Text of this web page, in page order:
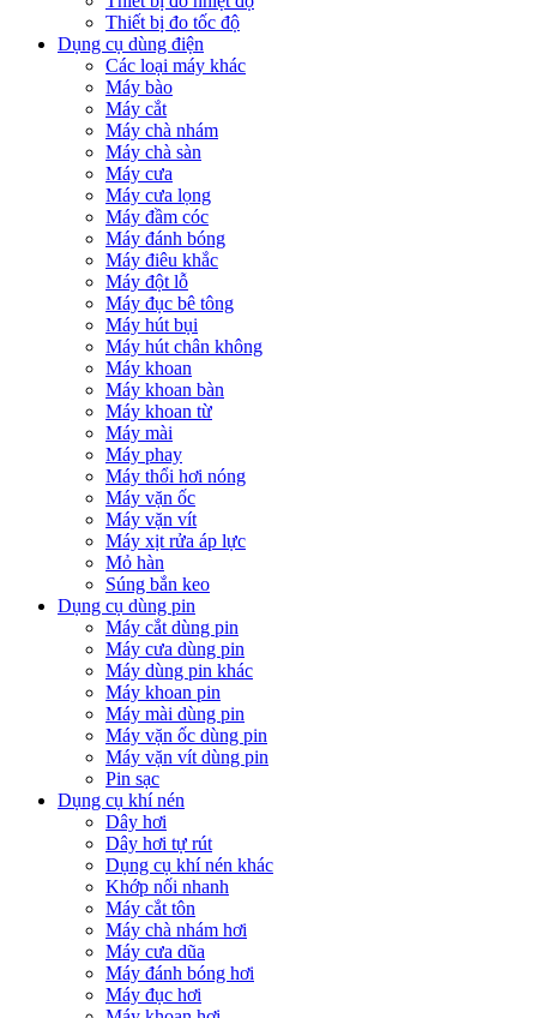
Thiết bị đo tốc độ
Dụng cụ dùng điện
Các loại máy khác
Máy bào
Máy cắt
Máy chà nhám
Máy chà sàn
Máy cưa
Máy cưa lọng
Máy đầm cóc
Máy đánh bóng
Máy điêu khắc
Máy đột lỗ
Máy đục bê tông
Máy hút bụi
Máy hút chân không
Máy khoan
Máy khoan bàn
Máy khoan từ
Máy mài
Máy phay
Máy thổi hơi nóng
Máy vặn ốc
Máy vặn vít
Máy xịt rửa áp lực
Mỏ hàn
Súng bắn keo
Dụng cụ dùng pin
Máy cắt dùng pin
Máy cưa dùng pin
Máy dùng pin khác
Máy khoan pin
Máy mài dùng pin
Máy vặn ốc dùng pin
Máy vặn vít dùng pin
Pin sạc
Dụng cụ khí nén
Dây hơi
Dây hơi tự rút
Dụng cụ khí nén khác
Khớp nối nhanh
Máy cắt tôn
Máy chà nhám hơi
Máy cưa dũa
Máy đánh bóng hơi
Máy đục hơi